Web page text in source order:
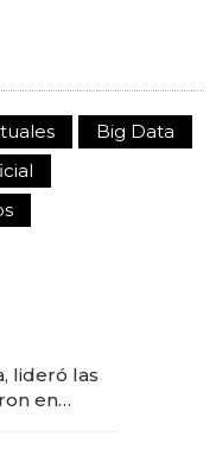
Big Data
lideró las
en